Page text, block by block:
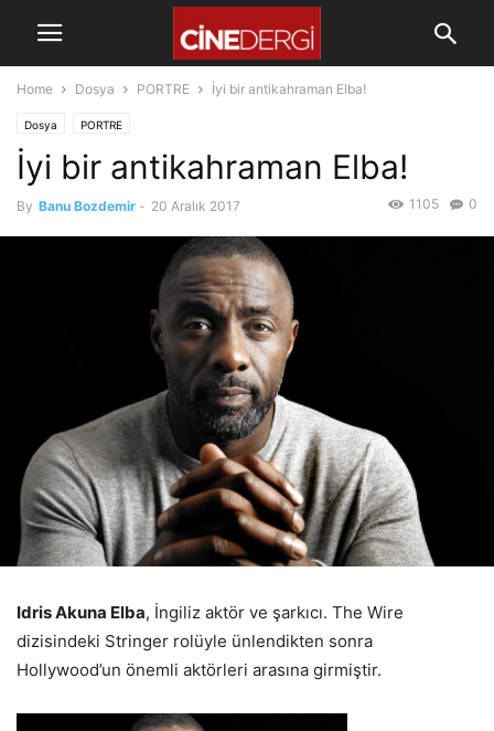
Home Dosya PORTRE İyi bir antikahraman Elba!
Dosya PORTRE
İyi bir antikahraman Elba!
By Banu Bozdemir - 20 Aralık 2017 0
1105
Idris Akuna Elba, İngiliz aktör ve şarkıcı. The Wire
dizisindeki Stringer rolüyle ünlendikten sonra
Hollywood’un önemli aktörleri arasına girmiştir.